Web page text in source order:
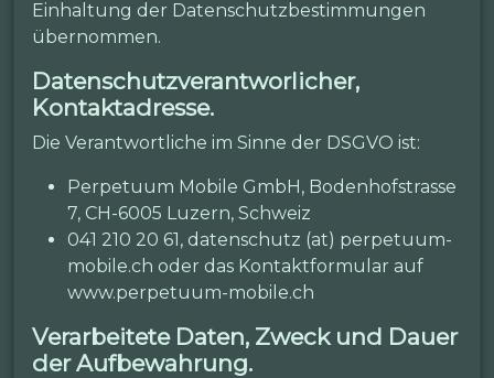
Einhaltung der Datenschutzbestimmungen
übernommen.
Datenschutzverantworlicher,
Kontaktadresse.
Die Verantwortliche im Sinne der DSGVO ist:
Perpetuum Mobile GmbH, Bodenhofstrasse
7, CH-6005 Luzern, Schweiz
041 210 20 61, datenschutz (at) perpetuum-
mobile.ch oder das Kontaktformular auf
www.perpetuum-mobile.ch
Verarbeitete Daten, Zweck und Dauer
der Aufbewahrung.